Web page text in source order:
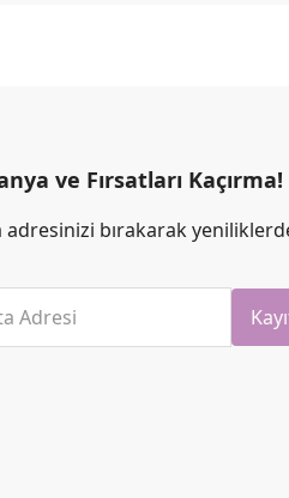
ve Fırsatları Kaçırma!
adresinizi bırakarak
Adresi